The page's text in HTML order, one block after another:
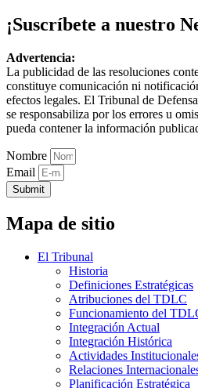
¡Suscríbete a nuestro
Advertencia:
La publicidad de las resoluciones
constituye comunicación ni
efectos legales. El Tribunal de
se responsabiliza por los errores u
pueda contener la información
Nombre
Email
Submit
Mapa de sitio
El Tribunal
Historia
Definiciones Estratégicas
Atribuciones del TDLC
Funcionamiento del
Integración Actual
Integración Histórica
Actividades
Relaciones
Planificación Estratégica